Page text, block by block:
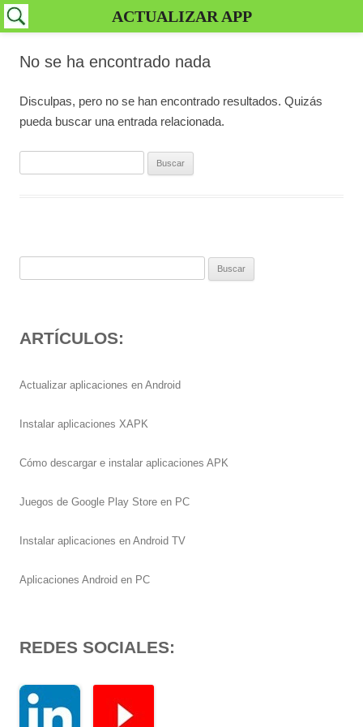
No se ha encontrado nada
Disculpas, pero no se han encontrado resultados. Quizás
pueda buscar una entrada relacionada.
ARTÍCULOS:
Actualizar aplicaciones en Android
Instalar aplicaciones XAPK
Cómo descargar e instalar aplicaciones APK
Juegos de Google Play Store en PC
Instalar aplicaciones en Android TV
Aplicaciones Android en PC
REDES SOCIALES:
ACTUALIZAR APP